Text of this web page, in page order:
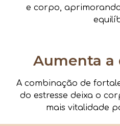
e corpo,
Aumenta a
A combinação de
do estresse deixa o
mais vitalidade